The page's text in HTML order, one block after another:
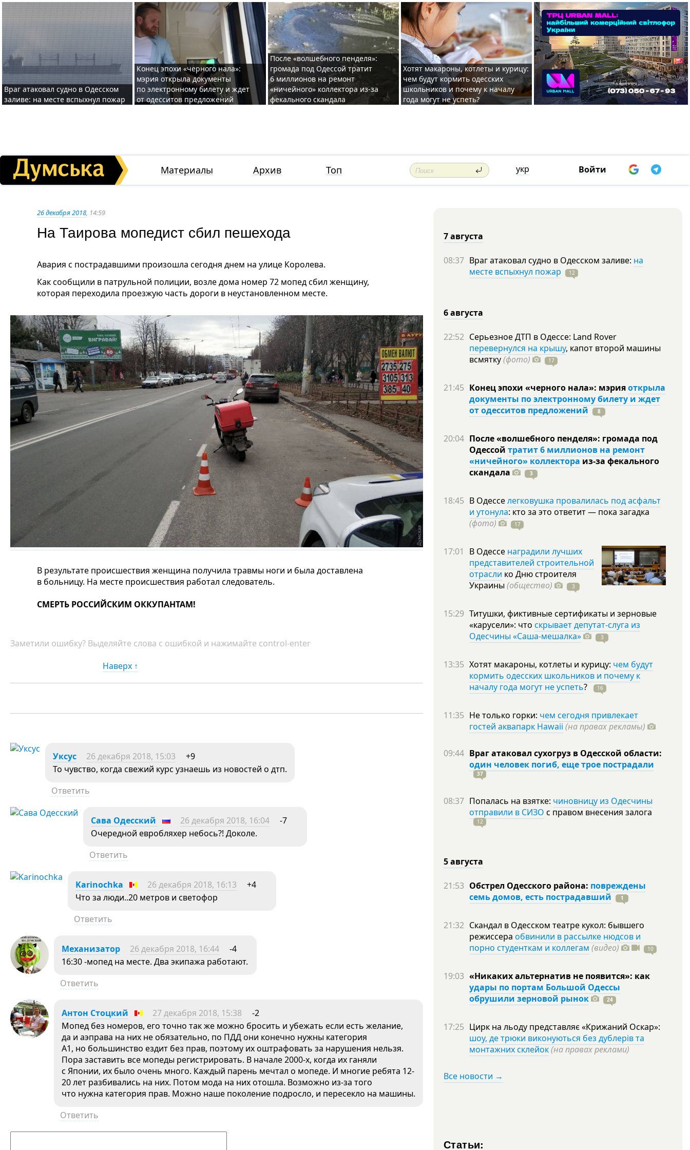
Враг атаковал судно в Одесском
заливе: на месте вспыхнул пожар
Конец эпохи «черного нала»:
мэрия открыла документы
по электронному билету и ждет
от одесситов предложений
После «волшебного пенделя»:
громада под Одессой тратит
6 миллионов на ремонт
«ничейного» коллектора из-за
фекального скандала
Хотят макароны, котлеты и курицу:
чем будут кормить одесских
школьников и почему к началу
года могут не успеть?
Материалы Архив Топ укр Войти
26 декабря 2018, 14:59
На Таирова мопедист сбил пешехода
Авария с пострадавшими произошла сегодня днем на улице Королева.
Как сообщили в патрульной полиции, возле дома номер 72 мопед сбил женщину,
которая переходила проезжую часть дороги в неустановленном месте.
В результате происшествия женщина получила травмы ноги и была доставлена
в больницу. На месте происшествия работал следователь.
СМЕРТЬ РОССИЙСКИМ ОККУПАНТАМ!
Заметили ошибку? Выделяйте слова с ошибкой и нажимайте control-enter
Наверх ↑
Уксус 26 декабря 2018, 15:03
+9
То чувство, когда свежий курс узнаешь из новостей о дтп.
Ответить
Сава Одесский 26 декабря 2018, 16:04
-7
Очередной евробляхер небось?! Доколе.
Ответить
Karinochka 26 декабря 2018, 16:13
+4
Что за люди..20 метров и светофор
Ответить
Механизатор 26 декабря 2018, 16:44
-4
16:30 -мопед на месте. Два экипажа работают.
Ответить
Антон Стоцкий 27 декабря 2018, 15:38
-2
Мопед без номеров, его точно так же можно бросить и убежать если есть желание,
да и аэправа на них не обязательно, по ПДД они конечно нужны категория
А1, но большинство ездит без прав, поэтому их оштрафовать за нарушения нельзя.
Пора заставить все мопеды регистрировать. В начале 2000-х, когда их ганяли
с Японии, их было очень много. Каждый парень мечтал о мопеде. И многие ребята 12-
20 лет разбивались на них. Потом мода на них отошла. Возможно из-за того
что нужна категория прав. Можно наше поколение подросло, и пересекло на машины.
Ответить
7 августа
08:37 Враг атаковал судно в Одесском заливе: на
месте вспыхнул пожар
12
6 августа
22:52 Серьезное ДТП в Одессе: Land Rover
перевернулся на крышу, капот второй машины
всмятку(фото) 17
21:45 Конец эпохи «черного нала»: мэрияоткрыла
документы по электронному билету и ждет
от одесситов предложений
8
20:04 После «волшебного пенделя»: громада под
Одессой тратит 6 миллионов на ремонт
«ничейного» коллектора из-за фекального
скандала
3
18:45 В Одесселегковушка провалилась под асфальт
и утонула: кто за это ответит — пока загадка
(фото)
17
17:01 В Одессе наградили лучших
представителей строительной
отрасли ко Дню строителя
Украины (общество) 3
15:29 Титушки, фиктивные сертификаты и зерновые
«карусели»: что скрывает депутат-слуга из
Одесчины «Саша-мешалка»
3
13:35 Хотят макароны, котлеты и курицу: чем будут
кормить одесских школьников и почему к
началу года могут не успеть? 16
11:35 Не только горки: чем сегодня привлекает
гостей аквапарк Hawaii (на правах рекламы)
09:44 Враг атаковал сухогруз в Одесской области:
один человек погиб, еще трое пострадали
37
08:37 Попалась на взятке: чиновницу из Одесчины
отправили в СИЗО с правом внесения залога
12
5 августа
21:53 Обстрел Одесского района: повреждены
семь домов, есть пострадавший
1
21:32 Скандал в Одесском театре кукол: бывшего
режиссера обвинили в рассылке нюдсов и
порно студенткам и коллегам (видео) 10
19:03 «Никаких альтернатив не появится»: как
удары по портам Большой Одессы
обрушили зерновой рынок
24
17:25 Цирк на льоду представляє «Крижаний Оскар»:
шоу, де трюки виконуються без дублерів та
монтажних склейок(на правах реклами)
Все новости →
Статьи: